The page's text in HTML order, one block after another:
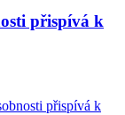
přispívá k
přispívá k